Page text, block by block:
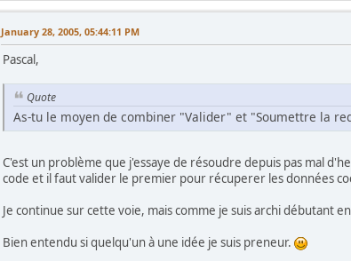
$recherche=$recherche.$_POST["choix"][$i].
}
echo$recherche
echo"</b>";
?>
<?php
//echo "</p></td></tr>" ;
//Envoi pour la recherche
"<center>Etape N°3: Cliquez sur le
echo <<< EOT
<form method="get" action="thumbnails.php">
January 28, 2005, 05:44:11 PM
Pascal,
Quote
As-tu le moyen de combiner "Valider" et "Soumettre la
C'est un problème que j'essaye de résoudre depuis pas mal
code et il faut valider le premier pour récuperer les données
Je continue sur cette voie, mais comme je suis archi débutant
Bien entendu si quelqu'un à une idée je suis preneur.